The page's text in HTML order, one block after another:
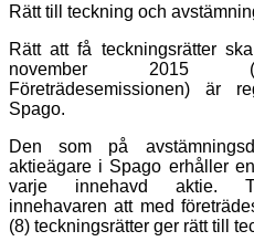
Rätt till teckning och
Rätt att få teckningsrätter
november 2015
Företrädesemissionen) är
Spago.
Den som på
aktieägare i Spago erhåller
varje innehavd aktie.
innehavaren att med
(8) teckningsrätter ger rätt till